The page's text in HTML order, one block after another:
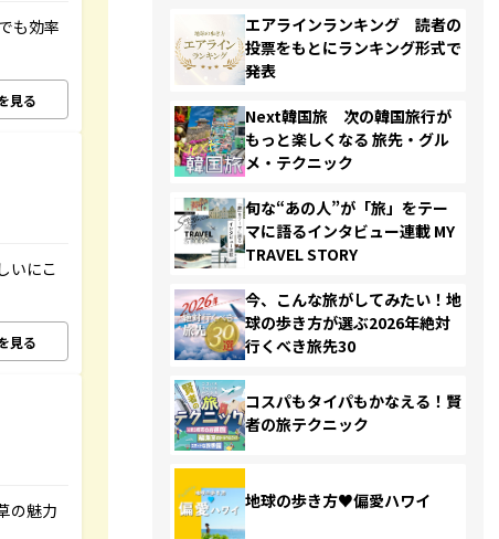
も効率
見る
いにこ
見る
の魅力
エアラインランキング 読者の
投票をもとにランキング形式で
発表
Next韓国旅 次の韓国旅行が
もっと楽しくなる 旅先・グル
メ・テクニック
旬な“あの人”が「旅」をテー
マに語るインタビュー連載 MY
TRAVEL STORY
今、こんな旅がしてみたい！地
球の歩き方が選ぶ2026年絶対
行くべき旅先30
コスパもタイパもかなえる！賢
者の旅テクニック
地球の歩き方♥偏愛ハワイ